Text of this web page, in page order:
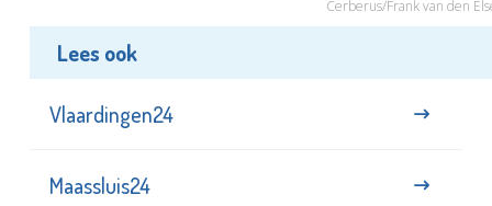
Cerberus/Frank van den
Lees ook
Vlaardingen24
Maassluis24